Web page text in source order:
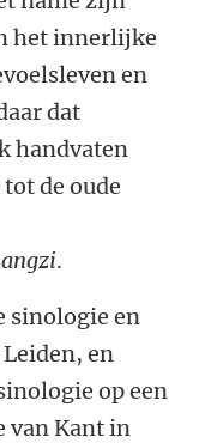
het innerlijke
en
dat
handvaten
de oude
.
sinologie en
en
op een
van Kant in